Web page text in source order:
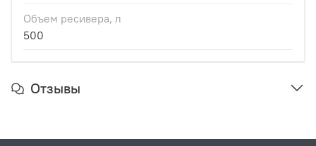
Объем ресивера, л
500
Отзывы